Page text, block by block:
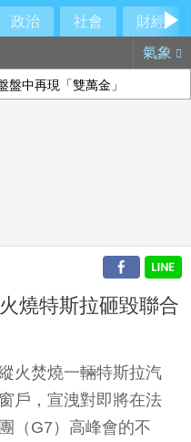
政治 社會
財經
氣象
中再現「雙萬金」
燒特斯拉砸毀聯合
火焚燒一輛特斯拉汽
戶，宣洩對即將在法
（G7）高峰會的不